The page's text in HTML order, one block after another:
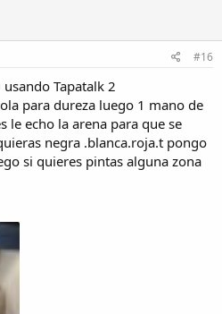
#16
Tapatalk 2
para dureza luego 1 mano de
le echo la arena para que se
negra .blanca.roja.t pongo
si quieres pintas alguna zona